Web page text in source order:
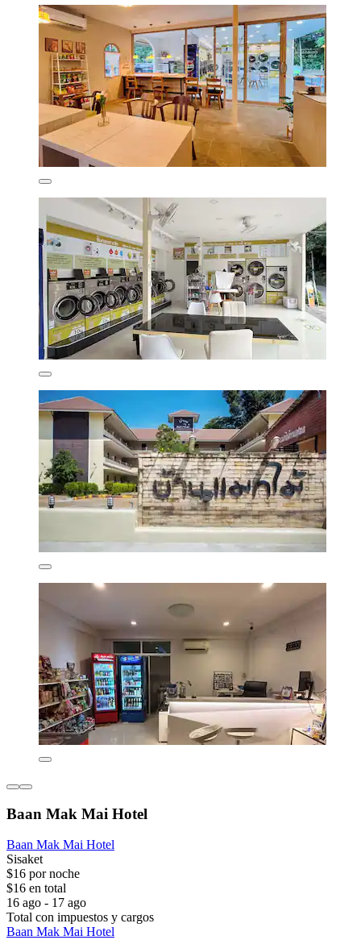
Baan Mak Mai Hotel
Baan Mak Mai Hotel
Sisaket
$16 por noche
$16 en total
16 ago - 17 ago
Total con impuestos y cargos
Baan Mak Mai Hotel